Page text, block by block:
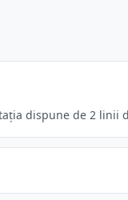
dispune de 2 linii